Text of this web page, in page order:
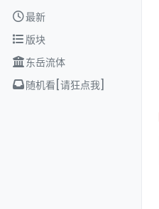
Skip to content
最新
版块
东岳流体
随机看[请狂点我]